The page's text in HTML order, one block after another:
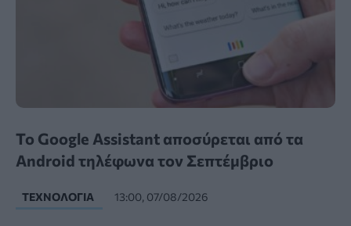
Το Google Assistant αποσύρεται από τα
Android τηλέφωνα τον Σεπτέμβριο
ΤΕΧΝΟΛΟΓΊΑ 13:00, 07/08/2026